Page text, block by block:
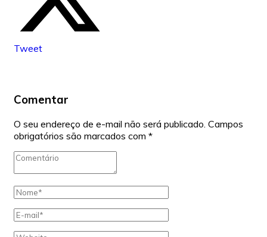
Tweet
Comentar
O seu endereço de e-mail não será publicado. Campos
obrigatórios são marcados com *